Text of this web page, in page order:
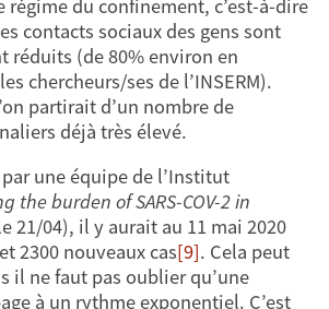
régime du confinement, c’est-à-dire
contacts sociaux des gens sont
réduits (de 80% environ en
chercheurs/ses de l’INSERM).
partirait d’un nombre de
déjà très élevé.
une équipe de l’Institut
the burden of SARS-COV-2 in
21/04), il y aurait au 11 mai 2020
2300 nouveaux cas[9]. Cela peut
il ne faut pas oublier qu’une
à un rythme exponentiel. C’est